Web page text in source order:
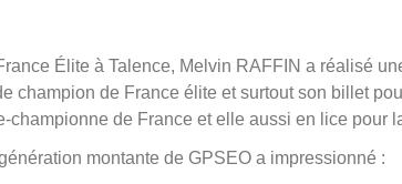
Élite à Talence, Melvin RAFFIN a réalisé
champion de France élite et surtout son billet
de France et elle aussi en lice pour
montante de GPSEO a impressionné :